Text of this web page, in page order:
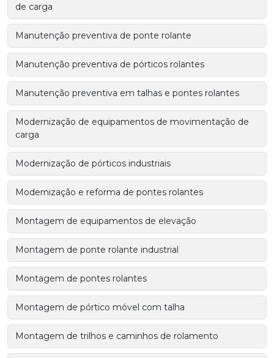
de carga
Manutenção preventiva de ponte rolante
Manutenção preventiva de pórticos rolantes
Manutenção preventiva em talhas e pontes rolantes
Modernização de equipamentos de movimentação de
carga
Modernização de pórticos industriais
Modernização e reforma de pontes rolantes
Montagem de equipamentos de elevação
Montagem de ponte rolante industrial
Montagem de pontes rolantes
Montagem de pórtico móvel com talha
Montagem de trilhos e caminhos de rolamento